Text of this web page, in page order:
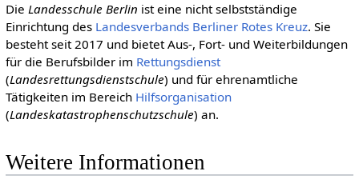
Die Landesschule Berlin ist eine nicht selbstständige
Einrichtung des Landesverbands Berliner Rotes Kreuz. Sie
besteht seit 2017 und bietet Aus-, Fort- und Weiterbildungen
für die Berufsbilder im Rettungsdienst
(Landesrettungsdienstschule) und für ehrenamtliche
Tätigkeiten im Bereich Hilfsorganisation
(Landeskatastrophenschutzschule) an.
Weitere Informationen